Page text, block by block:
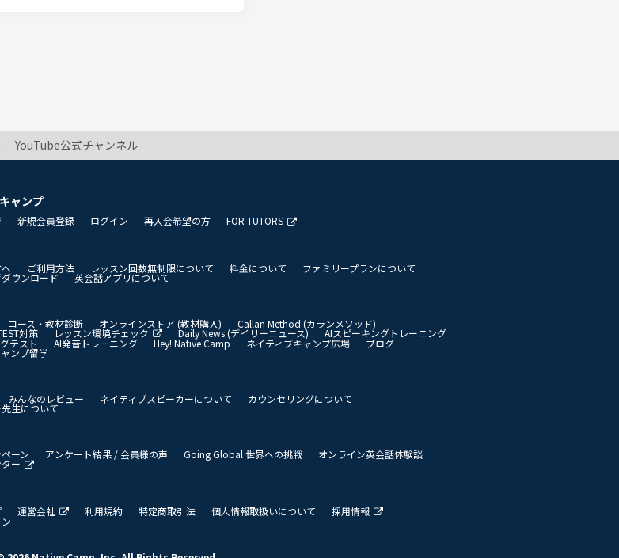
YouTube公式チャンネル
ャンプ
新規会員登録 ログイン 再入会希望の方 FOR TUTORS
ご利用方法 レッスン回数無制限について 料金について ファミリープランについて
ウンロード 英会話アプリについて
コース・教材診断 オンラインストア (教材購入) Callan Method (カランメソッド)
対策 レッスン環境チェック Daily News (デイリーニュース)
AIスピーキングトレーニング
テスト
AI発音トレーニング Hey! Native Camp ネイティブキャンプ広場 ブログ
ンプ留学
みんなのレビュー ネイティブスピーカーについて カウンセリングについて
生について
ーン アンケート結果 / 会員様の声 Going Global 世界への挑戦 オンライン英会話体験談
ー
運営会社 利用規約 特定商取引法 個人情報取扱いについて 採用情報